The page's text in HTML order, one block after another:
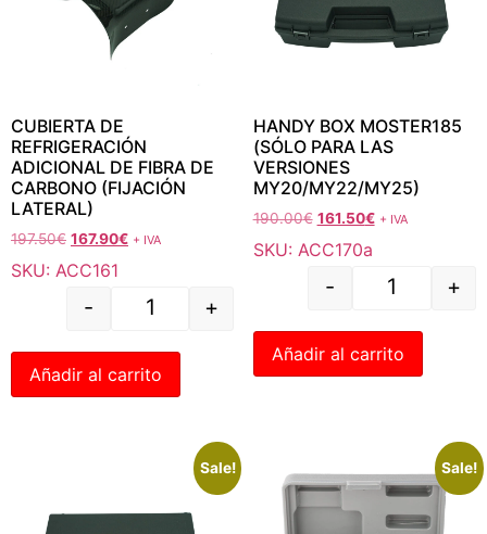
CUBIERTA DE
REFRIGERACIÓN
ADICIONAL DE FIBRA DE
CARBONO (FIJACIÓN
LATERAL)
197.50€ 167.90€ + IVA
SKU: ACC161
- +
Añadir al carrito
HANDY BOX MOSTER185
(SÓLO PARA LAS
VERSIONES
MY20/MY22/MY25)
190.00€ 161.50€ + IVA
SKU: ACC170a
- +
Añadir al carrito
Sale! Sale!